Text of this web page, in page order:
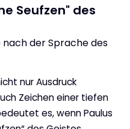
Seufzen" des
nach der Sprache des
nur Ausdruck
Zeichen einer tiefen
es, wenn Paulus